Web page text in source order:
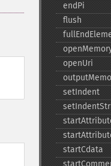
endPi
flush
openUri
setIndent
startCdata